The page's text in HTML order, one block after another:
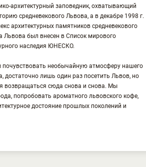
архитектурный заповедник, охватывающий
средневекового Львова, а в декабре 1998 г.
архитектурных памятников средневекового
Львова был внесен в Список мирового
наследия ЮНЕСКО.
почувствовать необычайную атмосферу нашего
достаточно лишь один раз посетить Львов, но
возвращаться сюда снова и снова. Мы
попробовать ароматного львовского кофе,
достояние прошлых поколений и